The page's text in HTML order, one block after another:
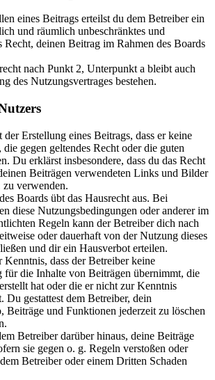
eines Beitrags erteilst du dem Betreiber ein
und räumlich unbeschränktes und
Recht, deinen Beitrag im Rahmen des Boards
nach Punkt 2, Unterpunkt a bleibt auch
des Nutzungsvertrages bestehen.
Erstellung eines Beitrags, dass er keine
gegen geltendes Recht oder die guten
Du erklärst insbesondere, dass du das Recht
Beiträgen verwendeten Links und Bilder
zu verwenden.
Boards übt das Hausrecht aus. Bei
diese Nutzungsbedingungen oder anderer im
Regeln kann der Betreiber dich nach
oder dauerhaft von der Nutzung dieses
und dir ein Hausverbot erteilen.
Kenntnis, dass der Betreiber keine
für die Inhalte von Beiträgen übernimmt, die
hat oder die er nicht zur Kenntnis
Du gestattest dem Betreiber, dein
Beiträge und Funktionen jederzeit zu löschen
Betreiber darüber hinaus, deine Beiträge
sie gegen o. g. Regeln verstoßen oder
Betreiber oder einem Dritten Schaden